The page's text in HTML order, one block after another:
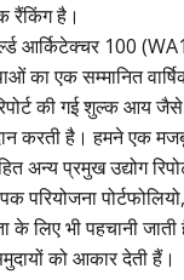
रैंकिंग है।
आर्किटेक्चर 100
का एक सम्मानित
की गई शुल्क आय
करती है। हमने एक
प्रमुख उद्योग
के लिए भी पहचानी
को आकार देती हैं।